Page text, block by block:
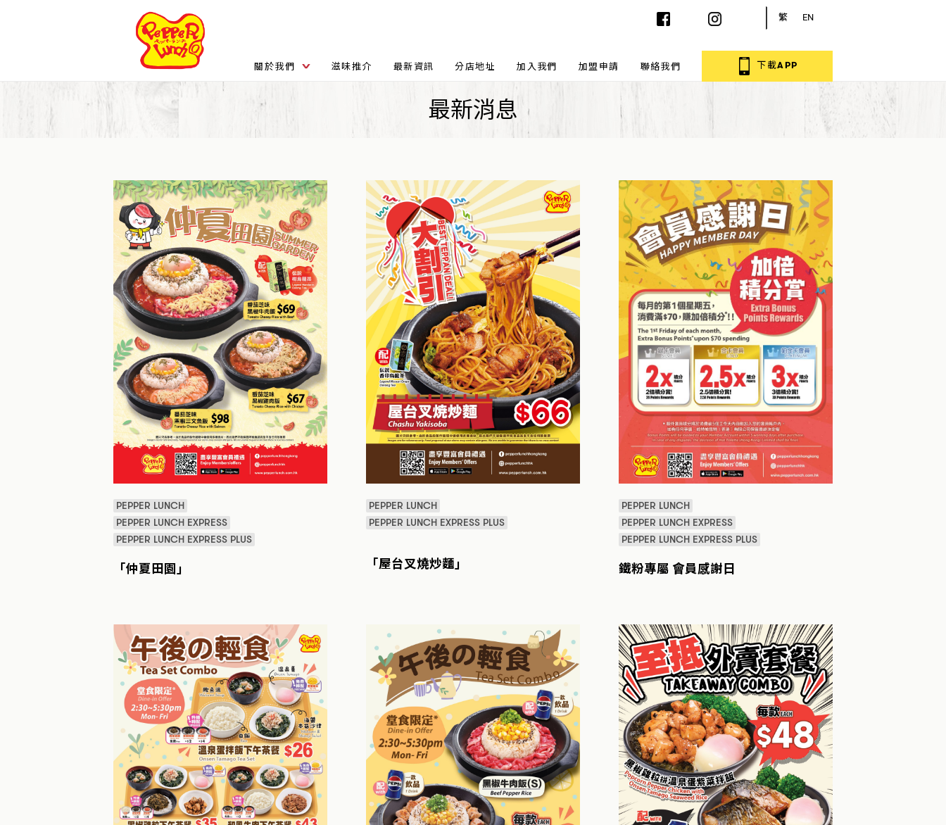
繁 EN
關於我們
炮製方法
品質保證
滋味推介 最新資訊 分店地址 加入我們 加盟申請 聯絡我們 下載APP
最新消息
PEPPER LUNCH
PEPPER LUNCH EXPRESS
PEPPER LUNCH EXPRESS PLUS
「仲夏田園」
PEPPER LUNCH
PEPPER LUNCH EXPRESS PLUS
「屋台叉燒炒麵」
PEPPER LUNCH
PEPPER LUNCH EXPRESS
PEPPER LUNCH EXPRESS PLUS
鐵粉專屬 會員感謝日